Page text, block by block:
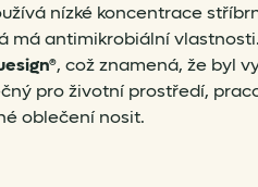
nízké koncentrace
má antimikrobiální
, což znamená, že byl
pro životní prostředí,
oblečení nosit.